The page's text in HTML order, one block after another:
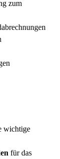
zum
wichtige
für das